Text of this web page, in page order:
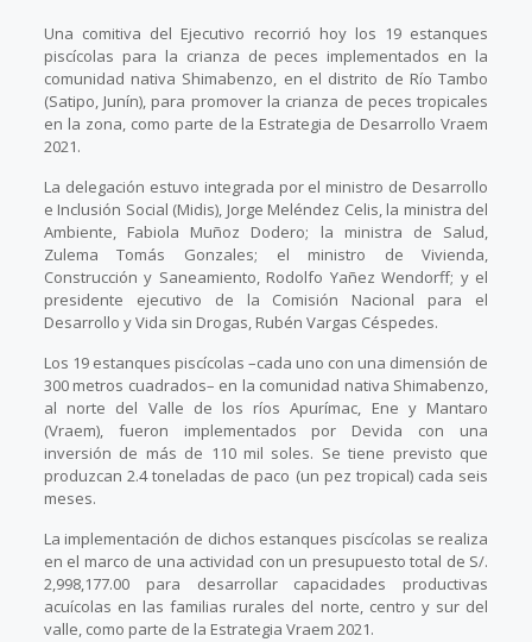
Una comitiva del Ejecutivo recorrió hoy los 19 estanques
piscícolas para la crianza de peces implementados en la
comunidad nativa Shimabenzo, en el distrito de Río Tambo
(Satipo, Junín), para promover la crianza de peces tropicales
en la zona, como parte de la Estrategia de Desarrollo Vraem
2021.
La delegación estuvo integrada por el ministro de Desarrollo
e Inclusión Social (Midis), Jorge Meléndez Celis, la ministra del
Ambiente, Fabiola Muñoz Dodero; la ministra de Salud,
Zulema Tomás Gonzales; el ministro de Vivienda,
Construcción y Saneamiento, Rodolfo Yañez Wendorff; y el
presidente ejecutivo de la Comisión Nacional para el
Desarrollo y Vida sin Drogas, Rubén Vargas Céspedes.
Los 19 estanques piscícolas –cada uno con una dimensión de
300 metros cuadrados– en la comunidad nativa Shimabenzo,
al norte del Valle de los ríos Apurímac, Ene y Mantaro
(Vraem), fueron implementados por Devida con una
inversión de más de 110 mil soles. Se tiene previsto que
produzcan 2.4 toneladas de paco (un pez tropical) cada seis
meses.
La implementación de dichos estanques piscícolas se realiza
en el marco de una actividad con un presupuesto total de S/.
2,998,177.00 para desarrollar capacidades productivas
acuícolas en las familias rurales del norte, centro y sur del
valle, como parte de la Estrategia Vraem 2021.